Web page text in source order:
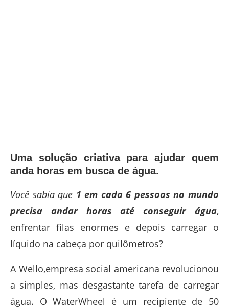
Uma solução criativa para ajudar quem
anda horas em busca de água.
Você sabia que 1 em cada 6 pessoas no mundo
precisa andar horas até conseguir água,
enfrentar filas enormes e depois carregar o
líquido na cabeça por quilômetros?
A Wello,empresa social americana revolucionou
a simples, mas desgastante tarefa de carregar
água. O WaterWheel é um recipiente de 50